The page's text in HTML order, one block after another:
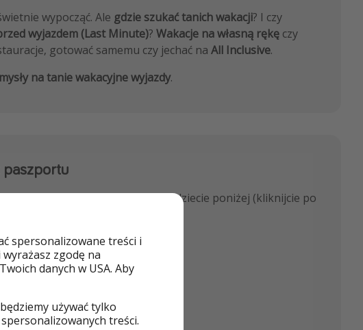
wypocząć. Ale gdzie szukać tanich wakacji? I czy
wyjazdem (Last Minute)? Wakacje na własną rękę czy
gotować samemu czy jechać na All Inclusive.
na tanie wakacyjne wyjazdy.
paszportu
nawakacje bez paszportuznajdziecie poniżej (kliknijcie po
spersonalizowane treści i
zgodę na
danych w USA. Aby
używać tylko
treści.